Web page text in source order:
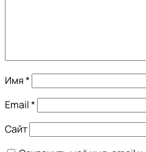
Имя*
Email*
Сайт